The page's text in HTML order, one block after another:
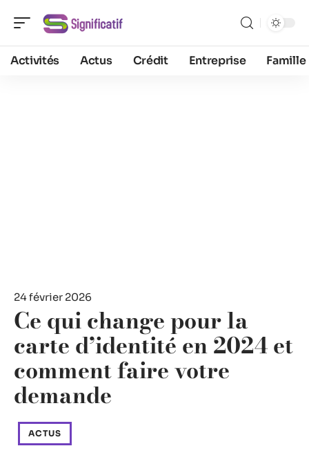
Activités Actus Crédit Entreprise Famille
24 février 2026
Ce qui change pour la
carte d’identité en 2024 et
comment faire votre
demande
ACTUS